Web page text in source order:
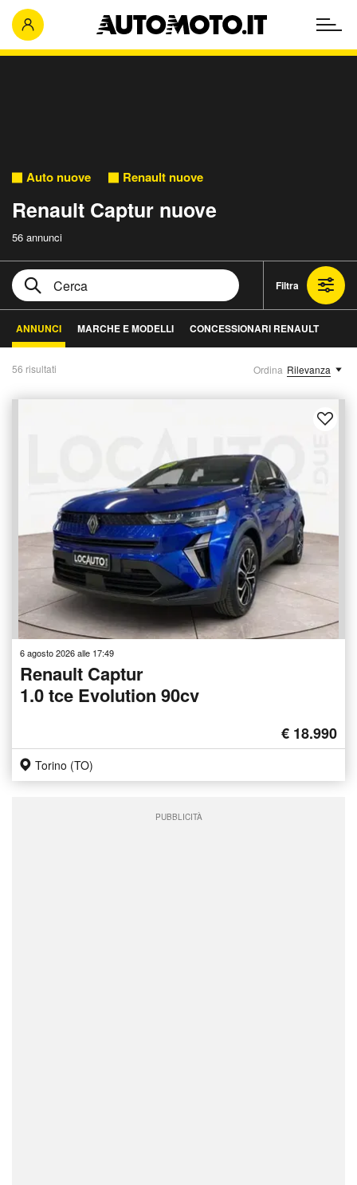
Auto nuove Renault nuove
Renault Captur nuove
56 annunci
Filtra
ANNUNCI MARCHE E MODELLI CONCESSIONARI RENAULT
56 risultati Ordina Rilevanza
6 agosto 2026 alle 17:49
Renault Captur
1.0 tce Evolution 90cv
€ 18.990
Torino (TO)
PUBBLICITÀ